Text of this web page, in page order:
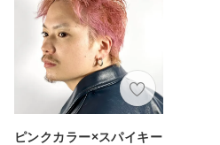
ピンクカラー×スパイキー